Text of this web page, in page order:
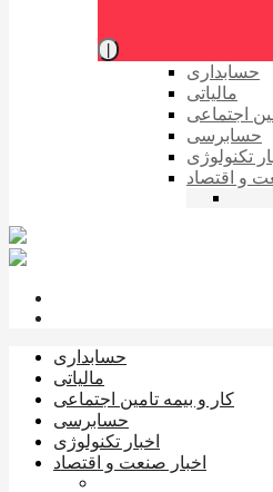
حسابداری
مالیاتی
اجتماعی
حسابرسی
تکنولوژی
و اقتصاد
حسابداری
مالیاتی
کار و بیمه تامین اجتماعی
حسابرسی
اخبار تکنولوژی
اخبار صنعت و اقتصاد